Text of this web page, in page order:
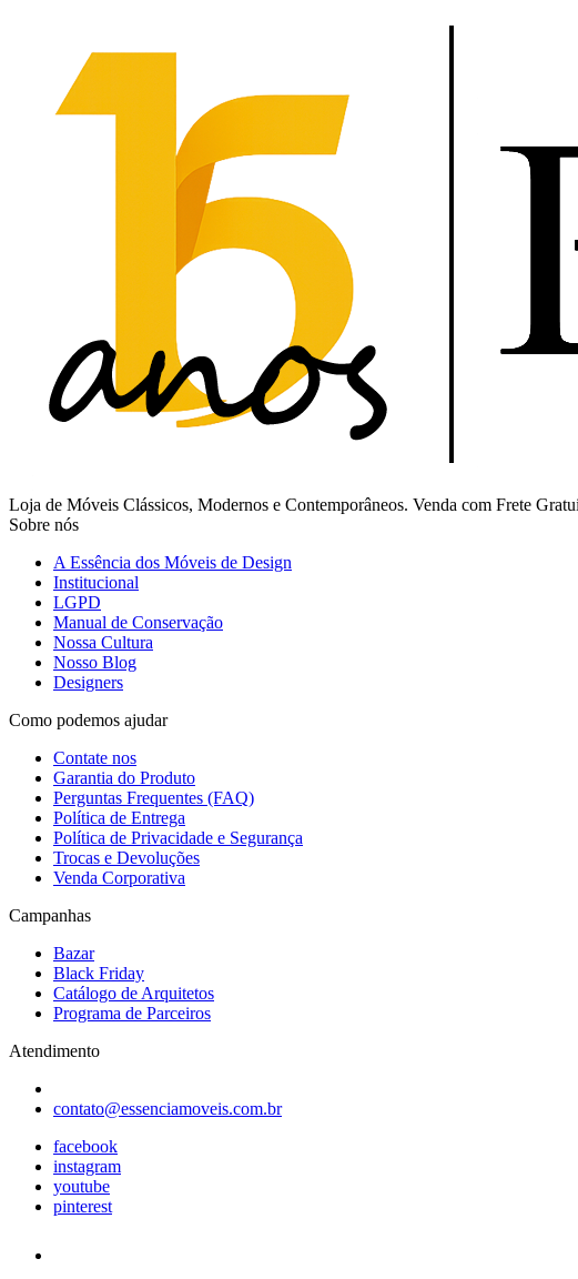
Loja de Móveis Clássicos, Modernos e Contemporâneos. Venda com Frete
Sobre nós
A Essência dos Móveis de Design
Institucional
LGPD
Manual de Conservação
Nossa Cultura
Nosso Blog
Designers
Como podemos ajudar
Contate nos
Garantia do Produto
Perguntas Frequentes (FAQ)
Política de Entrega
Política de Privacidade e Segurança
Trocas e Devoluções
Venda Corporativa
Campanhas
Bazar
Black Friday
Catálogo de Arquitetos
Programa de Parceiros
Atendimento
contato@essenciamoveis.com.br
facebook
instagram
youtube
pinterest